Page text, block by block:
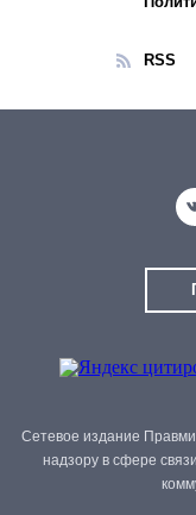
RSS
Сетевое издание
надзору в сфере